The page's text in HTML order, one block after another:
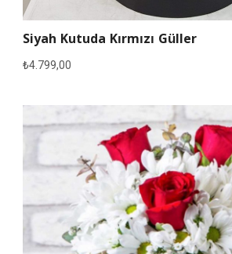
Siyah Kutuda Kırmızı Güller
₺4.799,00